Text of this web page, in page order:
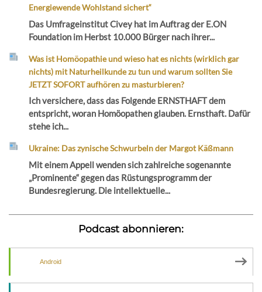
Energiewende Wohlstand sichert“
Das Umfrageinstitut Civey hat im Auftrag der E.ON
Foundation im Herbst 10.000 Bürger nach ihrer...
Was ist Homöopathie und wieso hat es nichts (wirklich gar
nichts) mit Naturheilkunde zu tun und warum sollten Sie
JETZT SOFORT aufhören zu masturbieren?
Ich versichere, dass das Folgende ERNSTHAFT dem
entspricht, woran Homöopathen glauben. Ernsthaft. Dafür
stehe ich...
Ukraine: Das zynische Schwurbeln der Margot Käßmann
Mit einem Appell wenden sich zahlreiche sogenannte
„Prominente“ gegen das Rüstungsprogramm der
Bundesregierung. Die intellektuelle...
Podcast abonnieren:
Android